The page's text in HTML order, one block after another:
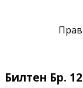
Билтен Бр. 12